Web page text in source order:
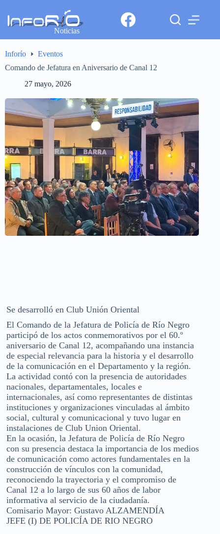
Noticias
Inforío
Eventos
Comando de Jefatura en Aniversario de Canal 12
27 mayo, 2026
Se desarrolló en Club Unión Oriental
El Comando de la Jefatura de Policía de Río Negro
participó de los actos conmemorativos por el 60.º
aniversario de Canal 12, acompañando una instancia
de especial relevancia para la historia y el desarrollo
de la comunicación en el Departamento y la región.
La actividad contó con la presencia de autoridades
nacionales, departamentales, locales e
internacionales, así como representantes de distintas
instituciones y organizaciones vinculadas al ámbito
social, cultural y comunicacional y tuvo lugar en
instalaciones de Club Union Oriental.
En la ocasión, la Jefatura de Policía de Río Negro
con su presencia destaca la importancia de los medios
de comunicación como actores fundamentales en la
construcción de vínculos con la comunidad,
reconociendo la trayectoria y el compromiso de
Canal 12 a lo largo de sus 60 años de labor
informativa al servicio de la ciudadanía.
Comisario Mayor: Gustavo ALZAMENDÍA
JEFE (I) DE POLICÍA DE RIO NEGRO